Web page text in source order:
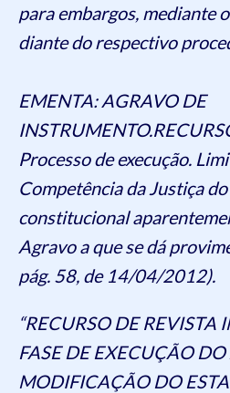
para embargos, mediante
diante do respectivo
EMENTA: AGRAVO DE
Processo de execução.
Competência da Justiça
constitucional
Agravo a que se dá
pág. 58, de 14/04/2012).
“RECURSO DE REVISTA
FASE DE EXECUÇÃO
MODIFICAÇÃO DO